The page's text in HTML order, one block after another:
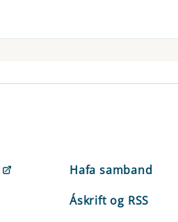
Hafa samband
Áskrift og RSS